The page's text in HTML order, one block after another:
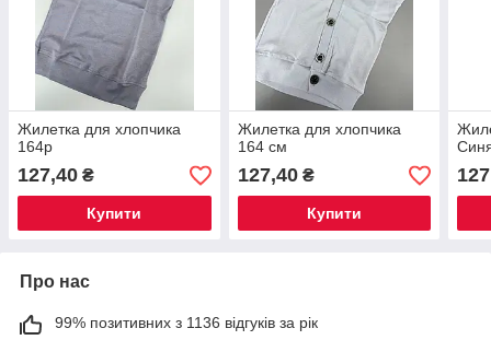
Жилетка для хлопчика
164р
127,40 ₴
Купити
Жилетка для хлопчика
164 см
127,40₴
Купити
Про нас
99% позитивних з 1136 відгуків за рік